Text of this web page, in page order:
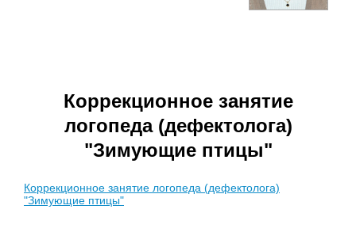
Коррекционное занятие
логопеда (дефектолога)
"Зимующие птицы"
Коррекционное занятие логопеда (дефектолога)
"Зимующие птицы"